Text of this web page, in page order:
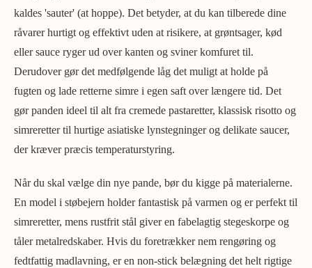
kaldes 'sauter' (at hoppe). Det betyder, at du kan tilberede dine
råvarer hurtigt og effektivt uden at risikere, at grøntsager, kød
eller sauce ryger ud over kanten og sviner komfuret til.
Derudover gør det medfølgende låg det muligt at holde på
fugten og lade retterne simre i egen saft over længere tid. Det
gør panden ideel til alt fra cremede pastaretter, klassisk risotto og
simreretter til hurtige asiatiske lynstegninger og delikate saucer,
der kræver præcis temperaturstyring.
Når du skal vælge din nye pande, bør du kigge på materialerne.
En model i støbejern holder fantastisk på varmen og er perfekt til
simreretter, mens rustfrit stål giver en fabelagtig stegeskorpe og
tåler metalredskaber. Hvis du foretrækker nem rengøring og
fedtfattig madlavning, er en non-stick belægning det helt rigtige